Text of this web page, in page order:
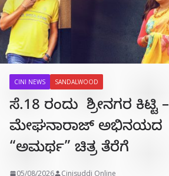
CINI NEWS SANDALWOOD
ಸೆ.18 ರಂದು ಶ್ರೀನಗರ ಕಿಟ್ಟಿ –
ಮೇಘನಾರಾಜ್ ಅಭಿನಯದ
“ಅಮರ್ಥ” ಚಿತ್ರ ತೆರೆಗೆ
05/08/2026 Cinisuddi Online